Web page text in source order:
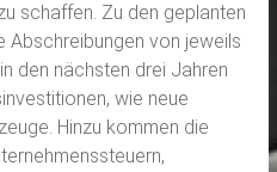
schaffen. Zu den geplanten
Abschreibungen von jeweils
den nächsten drei Jahren
wie neue
Hinzu kommen die